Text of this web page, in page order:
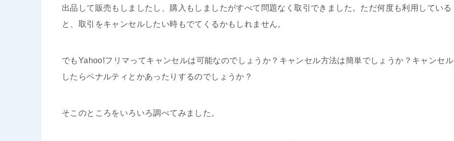
出品して販売もしましたし、購入もしましたがすべて問題なく取引できました。ただ何度も利用している
と、取引をキャンセルしたい時もでてくるかもしれません。
でもYahoo!フリマってキャンセルは可能なのでしょうか？キャンセル方法は簡単でしょうか？キャンセル
したらペナルティとかあったりするのでしょうか？
そこのところをいろいろ調べてみました。